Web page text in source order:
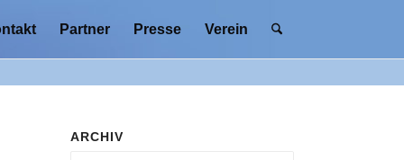
Partner Presse Verein
ARCHIV